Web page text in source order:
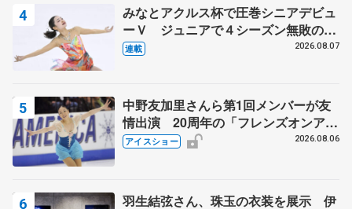
みなとアクルス杯で圧巻シニアデビュ
ーＶ ジュニアで４シーズン無敗の島
田麻央
連載 2026.08.07
中野友加里さんら第1回メンバーが友
情出演 20周年の「フレンズオンアイ
ス」 宮本賢二さん、有川梨絵さん、
アイスショー 2026.08.06
羽生結弦さん、珠玉の衣装を展示 伊